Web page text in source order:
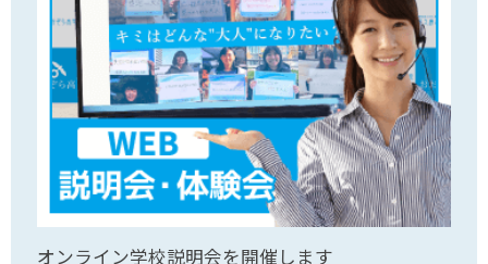
オンライン学校説明会を開催します